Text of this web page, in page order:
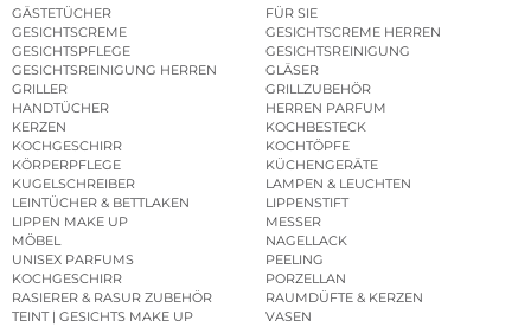
GÄSTETÜCHER
FÜR SIE
GESICHTSCREME
GESICHTSCREME HERREN
GESICHTSPFLEGE
GESICHTSREINIGUNG
GESICHTSREINIGUNG HERREN
GLÄSER
GRILLER
GRILLZUBEHÖR
HANDTÜCHER
HERREN PARFUM
KERZEN
KOCHBESTECK
KOCHGESCHIRR
KOCHTÖPFE
KÖRPERPFLEGE
KÜCHENGERÄTE
KUGELSCHREIBER
LAMPEN & LEUCHTEN
LEINTÜCHER & BETTLAKEN
LIPPENSTIFT
LIPPEN MAKE UP
MESSER
MÖBEL
NAGELLACK
UNISEX PARFUMS
PEELING
KOCHGESCHIRR
PORZELLAN
RASIERER & RASUR ZUBEHÖR
RAUMDÜFTE & KERZEN
TEINT | GESICHTS MAKE UP
VASEN